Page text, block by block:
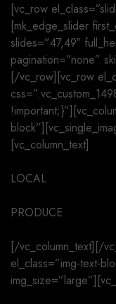
[vc_row
[mk_edge_slider
slides=”47,49″
pagination=”none”
[/vc_row][vc_row
[vc_column_text]
LOCAL
PRODUCE
[/vc_column_text][/
el_class=”img-text-